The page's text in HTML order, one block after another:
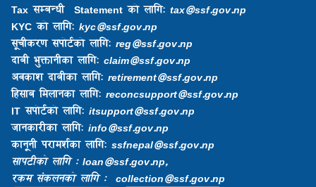
Tax सम्बन्धी Statement को लागि: tax@ssf.gov.np
KYC को लागि: kyc@ssf.gov.np
सूचीकरण सपोर्टको लागि: reg@ssf.gov.np
दाबी भुक्तानीका लागि: claim@ssf.gov.np
अवकाश दाबीका लागि: retirement@ssf.gov.np
हिसाब मिलानका लागि: reconcsupport@ssf.gov.np
IT सपोर्टको लागि: itsupport@ssf.gov.np
जानकारीका लागि: info@ssf.gov.np​
कानूनी परामर्शका लागि: ssfnepal@ssf.gov.np​
सापटीको लागि : loan@ssf.gov.np,
रकम संकलनको लागि : collection@ssf.gov.np